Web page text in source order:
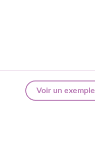
Voir un exemple